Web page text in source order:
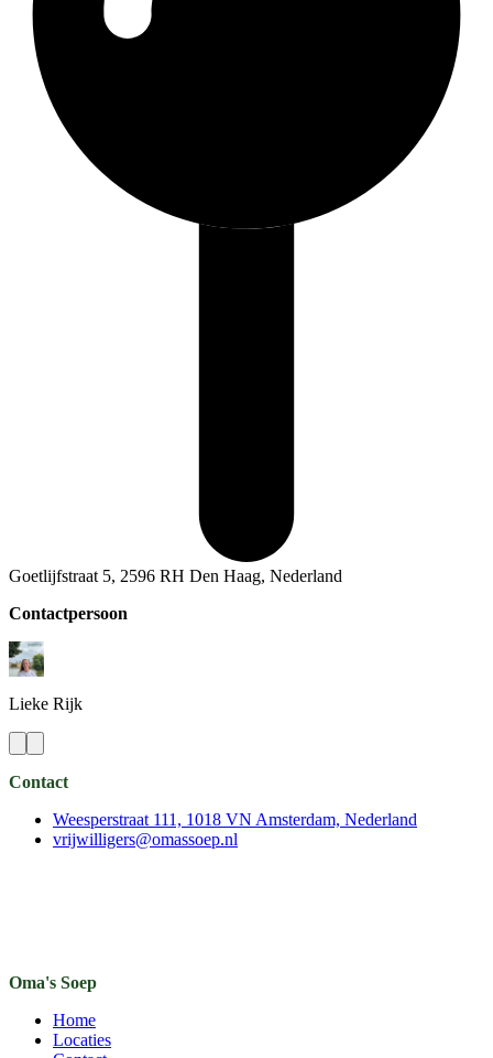
Goetlijfstraat 5, 2596 RH Den Haag, Nederland
Contactpersoon
Lieke Rijk
Contact
Weesperstraat 111, 1018 VN Amsterdam, Nederland
vrijwilligers@omassoep.nl
Oma's Soep
Home
Locaties